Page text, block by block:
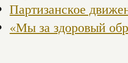
Партизанское
«Мы за здоровый